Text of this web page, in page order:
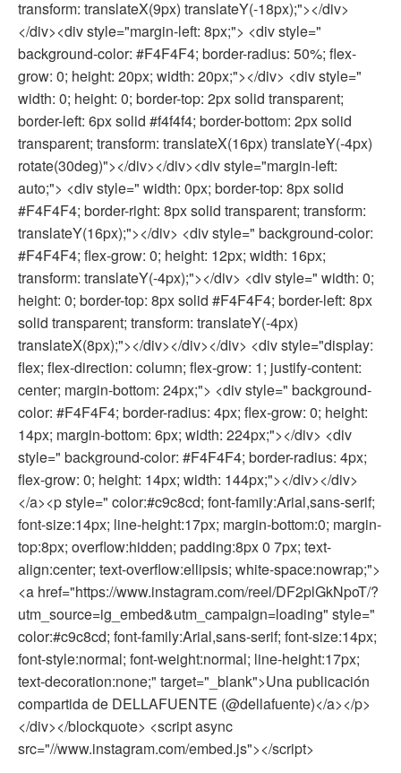
transform: translateX(9px) translateY(-18px);"></div>
</div><div style="margin-left: 8px;"> <div style="
background-color: #F4F4F4; border-radius: 50%; flex-
grow: 0; height: 20px; width: 20px;"></div> <div style="
width: 0; height: 0; border-top: 2px solid transparent;
border-left: 6px solid #f4f4f4; border-bottom: 2px solid
transparent; transform: translateX(16px) translateY(-4px)
rotate(30deg)"></div></div><div style="margin-left:
auto;"> <div style=" width: 0px; border-top: 8px solid
#F4F4F4; border-right: 8px solid transparent; transform:
translateY(16px);"></div> <div style=" background-color:
#F4F4F4; flex-grow: 0; height: 12px; width: 16px;
transform: translateY(-4px);"></div> <div style=" width: 0;
height: 0; border-top: 8px solid #F4F4F4; border-left: 8px
solid transparent; transform: translateY(-4px)
translateX(8px);"></div></div></div> <div style="display:
flex; flex-direction: column; flex-grow: 1; justify-content:
center; margin-bottom: 24px;"> <div style=" background-
color: #F4F4F4; border-radius: 4px; flex-grow: 0; height:
14px; margin-bottom: 6px; width: 224px;"></div> <div
style=" background-color: #F4F4F4; border-radius: 4px;
flex-grow: 0; height: 14px; width: 144px;"></div></div>
</a><p style=" color:#c9c8cd; font-family:Arial,sans-serif;
font-size:14px; line-height:17px; margin-bottom:0; margin-
top:8px; overflow:hidden; padding:8px 0 7px; text-
align:center; text-overflow:ellipsis; white-space:nowrap;">
<a href="https://www.instagram.com/reel/DF2plGkNpoT/?
utm_source=ig_embed&utm_campaign=loading" style="
color:#c9c8cd; font-family:Arial,sans-serif; font-size:14px;
font-style:normal; font-weight:normal; line-height:17px;
text-decoration:none;" target="_blank">Una publicación
compartida de DELLAFUENTE (@dellafuente)</a></p>
</div></blockquote> <script async
src="//www.instagram.com/embed.js"></script>